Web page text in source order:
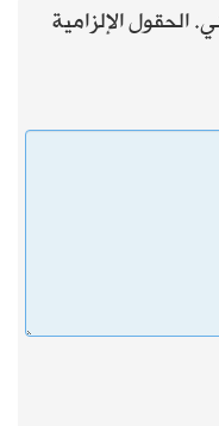
الحقول الإلزامية